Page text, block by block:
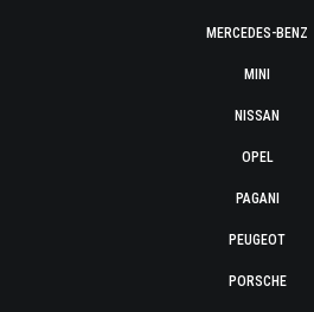
MERCEDES-BENZ
MINI
NISSAN
OPEL
PAGANI
PEUGEOT
PORSCHE